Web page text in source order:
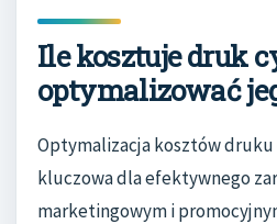
Ile kosztuje druk
optymalizować
Optymalizacja kosztów
kluczowa dla efektywnego
marketingowym i